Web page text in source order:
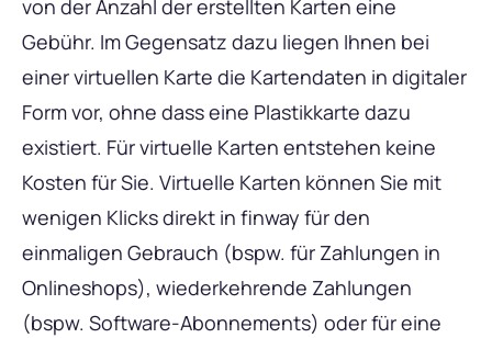
von der Anzahl der erstellten Karten eine
Gebühr. Im Gegensatz dazu liegen Ihnen bei
einer virtuellen Karte die Kartendaten in digitaler
Form vor, ohne dass eine Plastikkarte dazu
existiert. Für virtuelle Karten entstehen keine
Kosten für Sie. Virtuelle Karten können Sie mit
wenigen Klicks direkt in finway für den
einmaligen Gebrauch (bspw. für Zahlungen in
Onlineshops), wiederkehrende Zahlungen
(bspw. Software-Abonnements) oder für eine